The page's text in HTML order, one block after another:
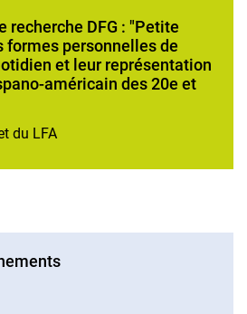
recherche DFG : "Petite
formes personnelles de
et leur représentation
américain des 20e et
du LFA